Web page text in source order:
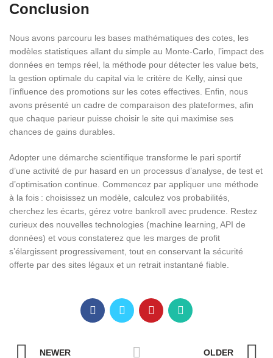
Conclusion
Nous avons parcouru les bases mathématiques des cotes, les
modèles statistiques allant du simple au Monte‑Carlo, l’impact des
données en temps réel, la méthode pour détecter les value bets,
la gestion optimale du capital via le critère de Kelly, ainsi que
l’influence des promotions sur les cotes effectives. Enfin, nous
avons présenté un cadre de comparaison des plateformes, afin
que chaque parieur puisse choisir le site qui maximise ses
chances de gains durables.
Adopter une démarche scientifique transforme le pari sportif
d’une activité de pur hasard en un processus d’analyse, de test et
d’optimisation continue. Commencez par appliquer une méthode
à la fois : choisissez un modèle, calculez vos probabilités,
cherchez les écarts, gérez votre bankroll avec prudence. Restez
curieux des nouvelles technologies (machine learning, API de
données) et vous constaterez que les marges de profit
s’élargissent progressivement, tout en conservant la sécurité
offerte par des sites légaux et un retrait instantané fiable.
NEWER OLDER